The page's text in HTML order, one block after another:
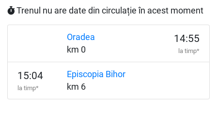
Trenul nu are date din circulație în acest moment
Oradea
km 0
14:55
la timp*
15:04
la timp*
Episcopia Bihor
km 6